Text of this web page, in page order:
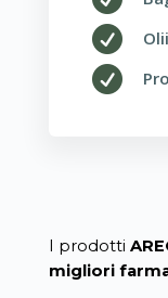


I prodotti
migliori